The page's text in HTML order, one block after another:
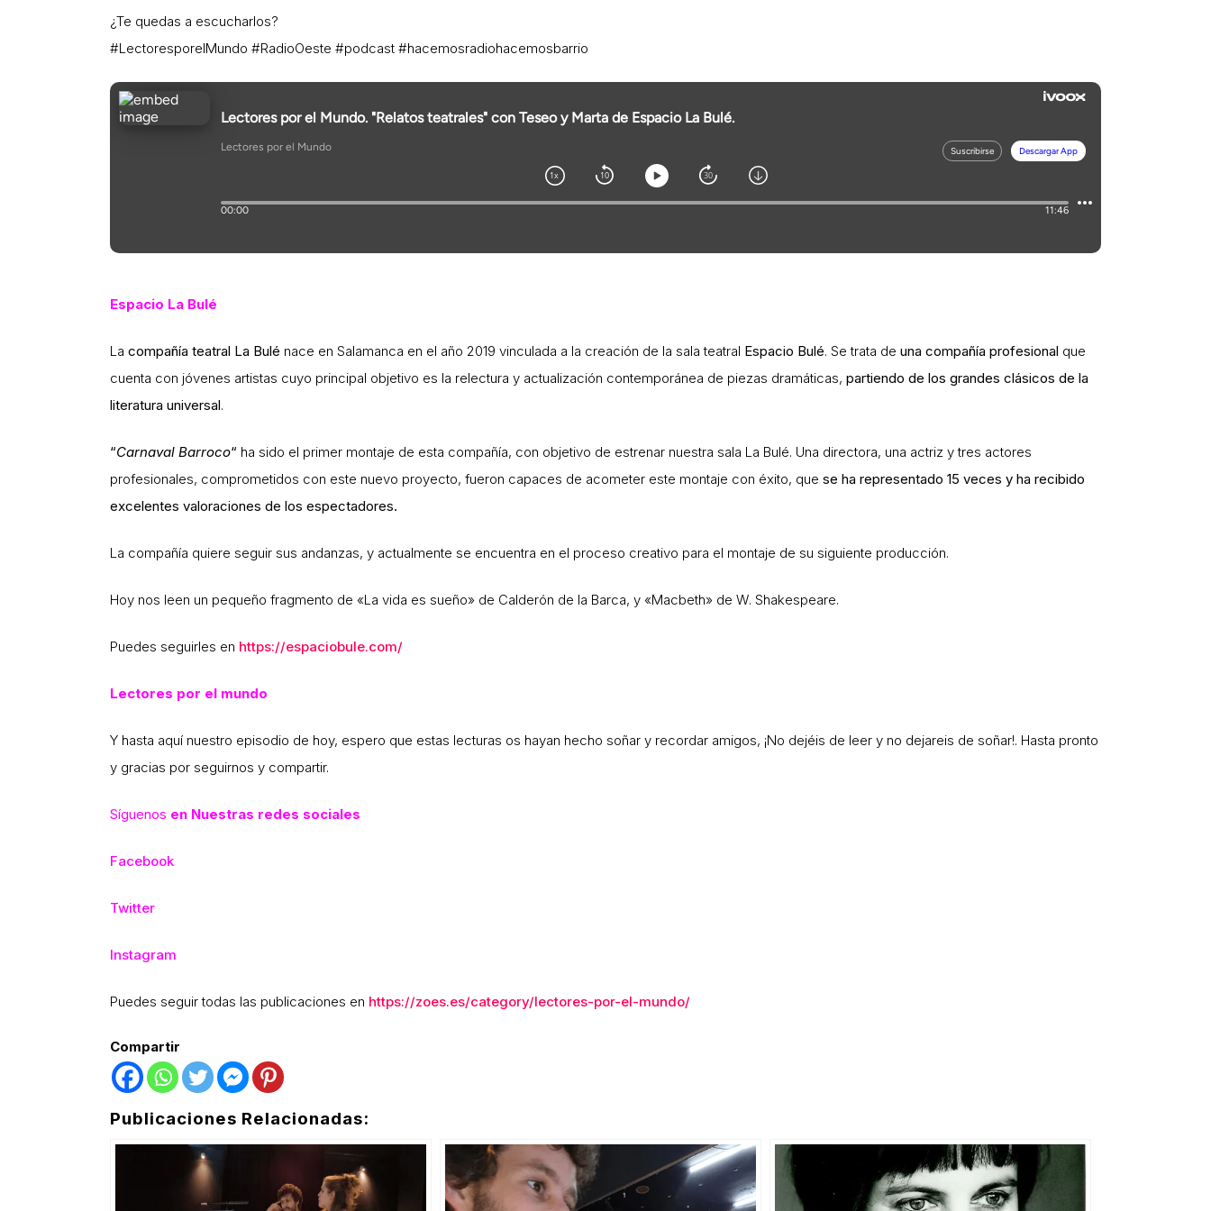
¿Te quedas a escucharlos?
#LectoresporelMundo #RadioOeste #podcast #hacemosradiohacemosbarrio
Espacio La Bulé
La compañía teatral La Bulé nace en Salamanca en el año 2019 vinculada a la creación de la sala teatral Espacio Bulé. Se trata de una compañía profesional que
cuenta con jóvenes artistas cuyo principal objetivo es la relectura y actualización contemporánea de piezas dramáticas, partiendo de los grandes clásicos de la
literatura universal.
“Carnaval Barroco“ ha sido el primer montaje de esta compañía, con objetivo de estrenar nuestra sala La Bulé. Una directora, una actriz y tres actores
profesionales, comprometidos con este nuevo proyecto, fueron capaces de acometer este montaje con éxito, que se ha representado 15 veces y ha recibido
excelentes valoraciones de los espectadores.
La compañía quiere seguir sus andanzas, y actualmente se encuentra en el proceso creativo para el montaje de su siguiente producción.
Hoy nos leen un pequeño fragmento de «La vida es sueño» de Calderón de la Barca, y «Macbeth» de W. Shakespeare.
Puedes seguirles en https://espaciobule.com/
Lectores por el mundo
Y hasta aquí nuestro episodio de hoy, espero que estas lecturas os hayan hecho soñar y recordar amigos, ¡No dejéis de leer y no dejareis de soñar!. Hasta pronto
y gracias por seguirnos y compartir.
Síguenos en Nuestras redes sociales
Facebook
Twitter
Instagram
Puedes seguir todas las publicaciones en https://zoes.es/category/lectores-por-el-mundo/
Compartir
Publicaciones Relacionadas: